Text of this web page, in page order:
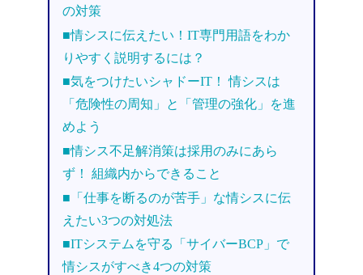
の対策
■情シスに伝えたい！IT専門用語をわか
りやすく説明するには？
■気をつけたいシャドーIT！ 情シスは
「危険性の周知」と「管理の強化」を進
めよう
■情シス不足解消策は採用のみにあら
ず！ 組織内からできること
■「仕事を断るのが苦手」な情シスに伝
えたい3つの対処法
■ITシステムを守る「サイバーBCP」で
情シスがすべき4つの対策